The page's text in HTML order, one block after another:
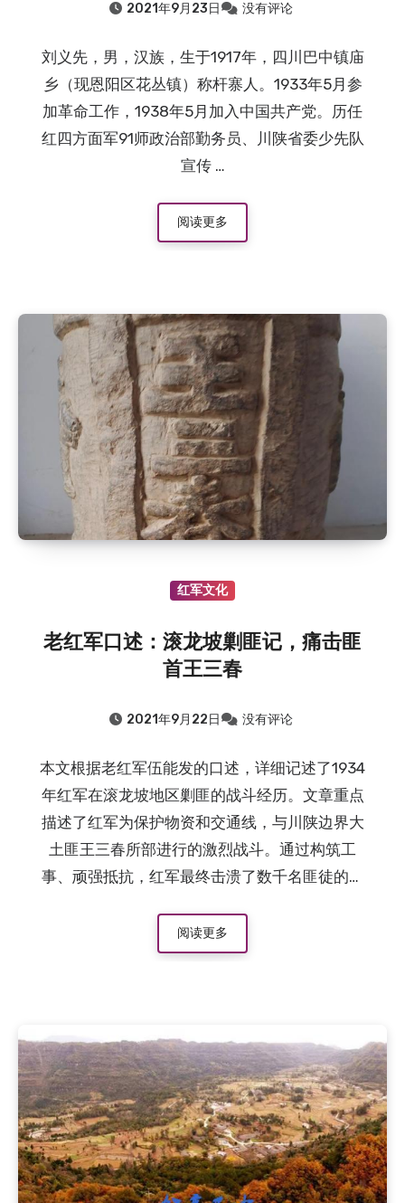
2021年9月23日 没有评论
刘义先，男，汉族，生于1917年，四川巴中镇庙
乡（现恩阳区花丛镇）称杆寨人。1933年5月参
加革命工作，1938年5月加入中国共产党。历任
红四方面军91师政治部勤务员、川陕省委少先队
宣传 …
阅读更多
红军文化
老红军口述：滚龙坡剿匪记，痛击匪
首王三春
2021年9月22日 没有评论
本文根据老红军伍能发的口述，详细记述了1934
年红军在滚龙坡地区剿匪的战斗经历。文章重点
描述了红军为保护物资和交通线，与川陕边界大
土匪王三春所部进行的激烈战斗。通过构筑工
事、顽强抵抗，红军最终击溃了数千名匪徒的进
阅读更多